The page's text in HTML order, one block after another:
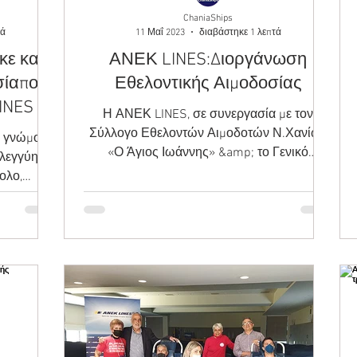
και η
ΑΝΕΚ LINES:Διοργάνωση
Εθελοντικής Αιμοδοσίας
Η ΑΝΕΚ LINES, σε συνεργασία με τον
Σύλλογο Εθελοντών Αιμοδοτών Ν.Χανίων
«Ο Άγιος Ιωάννης» &amp; το Γενικό
ChaniaShips
11 Μαΐ 2023
διαβάστηκε 1 λεπτά